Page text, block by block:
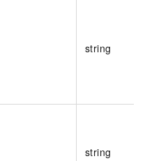
string
string